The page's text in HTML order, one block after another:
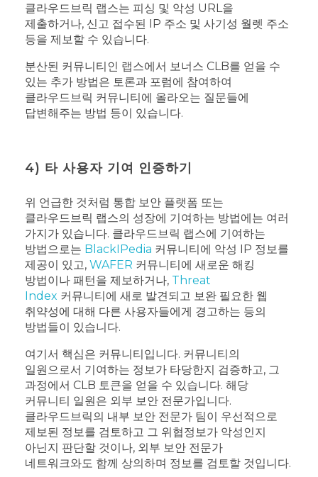
클라우드브릭 랩스는 피싱 및 악성 URL을
제출하거나, 신고 접수된 IP 주소 및 사기성 월렛 주소
등을 제보할 수 있습니다.
분산된 커뮤니티인 랩스에서 보너스 CLB를 얻을 수
있는 추가 방법은 토론과 포럼에 참여하여
클라우드브릭 커뮤니티에 올라오는 질문들에
답변해주는 방법 등이 있습니다.
4) 타 사용자 기여 인증하기
위 언급한 것처럼 통합 보안 플랫폼 또는
클라우드브릭 랩스의 성장에 기여하는 방법에는 여러
가지가 있습니다. 클라우드브릭 랩스에 기여하는
방법으로는 BlackIPedia 커뮤니티에 악성 IP 정보를
제공이 있고, WAFER 커뮤니티에 새로운 해킹
방법이나 패턴을 제보하거나, Threat
Index 커뮤니티에 새로 발견되고 보완 필요한 웹
취약성에 대해 다른 사용자들에게 경고하는 등의
방법들이 있습니다.
여기서 핵심은 커뮤니티입니다. 커뮤니티의
일원으로서 기여하는 정보가 타당한지 검증하고, 그
과정에서 CLB 토큰을 얻을 수 있습니다. 해당
커뮤니티 일원은 외부 보안 전문가입니다.
클라우드브릭의 내부 보안 전문가 팀이 우선적으로
제보된 정보를 검토하고 그 위협정보가 악성인지
아닌지 판단할 것이나, 외부 보안 전문가
네트워크와도 함께 상의하며 정보를 검토할 것입니다.